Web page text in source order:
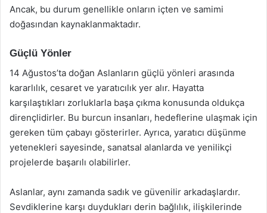
Ancak, bu durum genellikle onların içten ve samimi
doğasından kaynaklanmaktadır.
Güçlü Yönler
14 Ağustos’ta doğan Aslanların güçlü yönleri arasında
kararlılık, cesaret ve yaratıcılık yer alır. Hayatta
karşılaştıkları zorluklarla başa çıkma konusunda oldukça
dirençlidirler. Bu burcun insanları, hedeflerine ulaşmak için
gereken tüm çabayı gösterirler. Ayrıca, yaratıcı düşünme
yetenekleri sayesinde, sanatsal alanlarda ve yenilikçi
projelerde başarılı olabilirler.
Aslanlar, aynı zamanda sadık ve güvenilir arkadaşlardır.
Sevdiklerine karşı duydukları derin bağlılık, ilişkilerinde